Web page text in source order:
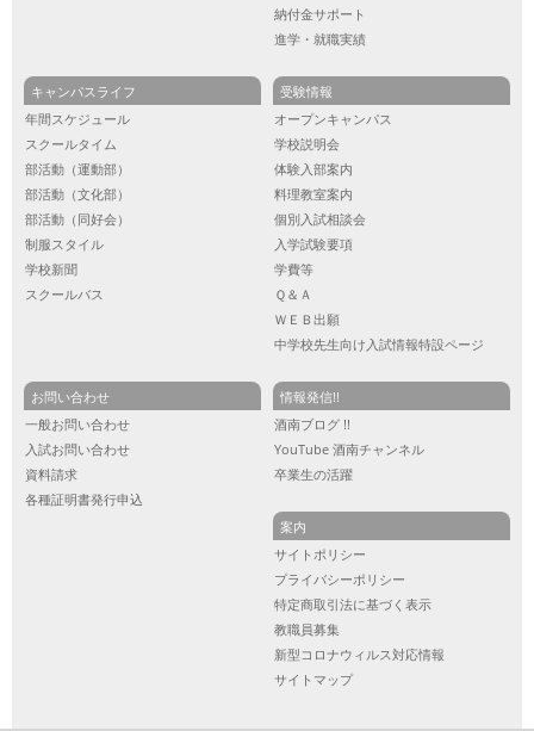
納付金サポート
進学・就職実績
キャンパスライフ
年間スケジュール
スクールタイム
部活動（運動部）
部活動（文化部）
部活動（同好会）
制服スタイル
学校新聞
スクールバス
受験情報
オープンキャンパス
学校説明会
体験入部案内
料理教室案内
個別入試相談会
入学試験要項
学費等
Ｑ＆Ａ
ＷＥＢ出願
中学校先生向け入試情報特設ページ
お問い合わせ
一般お問い合わせ
入試お問い合わせ
資料請求
各種証明書発行申込
情報発信!!
酒南ブログ !!
YouTube 酒南チャンネル
卒業生の活躍
案内
サイトポリシー
プライバシーポリシー
特定商取引法に基づく表示
教職員募集
新型コロナウィルス対応情報
サイトマップ